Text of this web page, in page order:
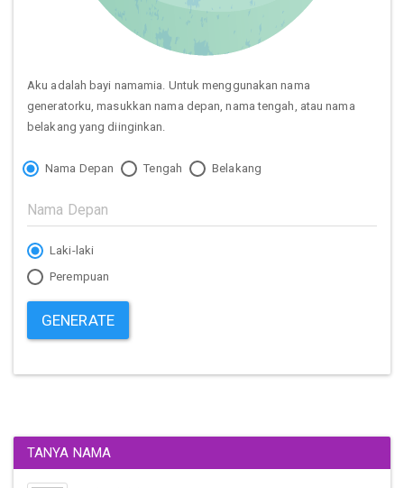
Aku adalah bayi namamia. Untuk menggunakan nama
generatorku, masukkan nama depan, nama tengah, atau nama
belakang yang diinginkan.
Nama Depan Tengah Belakang
Laki-laki
Perempuan
GENERATE
TANYA NAMA